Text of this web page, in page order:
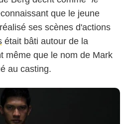
que le jeune
ses scènes d'actions
était bâti autour de la
même que le nom de Mark
au casting.